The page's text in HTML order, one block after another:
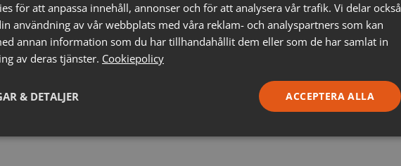
för att anpassa innehåll, annonser och för att analysera vår trafik. Vi delar också
användning av vår webbplats med våra reklam- och analyspartners som kan
annan information som du har tillhandahållit dem eller som de har samlat in
av deras tjänster. Cookiepolicy
ACCEPTERA ALLA
& DETALJER